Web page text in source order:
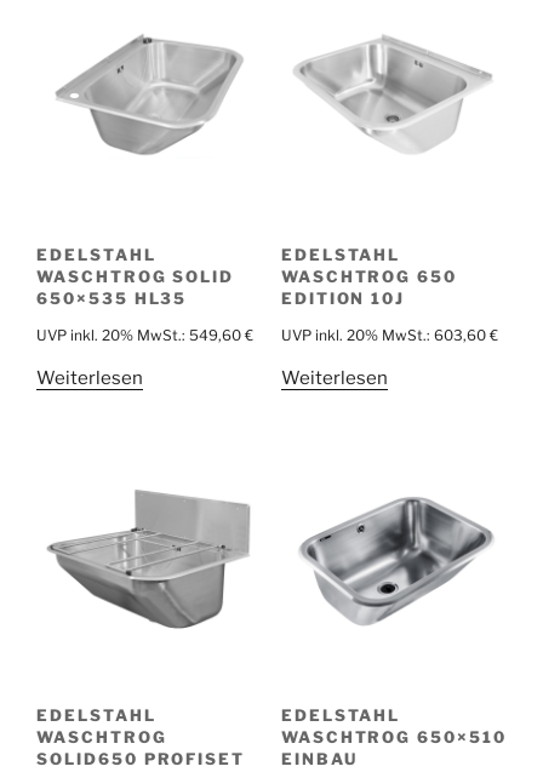
EDELSTAHL
WASCHTROG SOLID
650×535 HL35
UVP inkl. 20% MwSt.: 549,60 €
Weiterlesen
EDELSTAHL
WASCHTROG 650
EDITION 10J
UVP inkl. 20% MwSt.: 603,60 €
Weiterlesen
EDELSTAHL
WASCHTROG
SOLID650 PROFISET
EDELSTAHL
WASCHTROG 650×510
EINBAU